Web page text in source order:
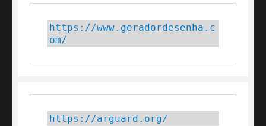
https://www.geradordesenha.c
om/
https://arguard.org/